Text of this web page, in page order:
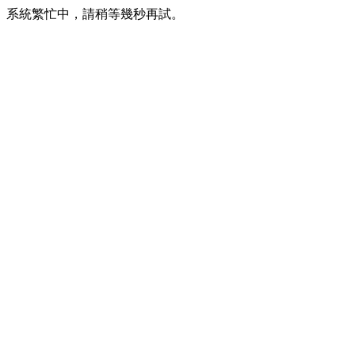
系統繁忙中，請稍等幾秒再試。